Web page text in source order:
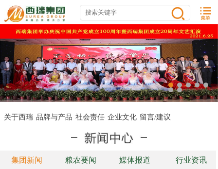
关于西瑞 品牌与产品 社会责任 企业文化 留言/建议
集团新闻 粮农要闻 行业资讯
媒体报道